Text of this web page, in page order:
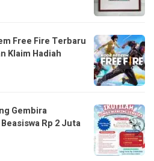
Free Fire Terbaru
Klaim Hadiah
Gembira
Rp 2 Juta